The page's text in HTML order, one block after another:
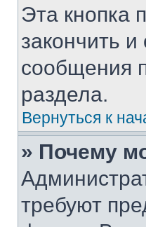
Эта кнопка
закончить
сообщения
раздела.
Вернуться к
» Почему
требуют